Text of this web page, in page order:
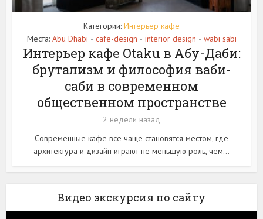
Категории: Интерьер кафе
Места: Abu Dhabi • cafe-design • interior design • wabi sabi
Интерьер кафе Otaku в Абу-Даби:
брутализм и философия ваби-
саби в современном
общественном пространстве
2 недели назад
Современные кафе все чаще становятся местом, где
архитектура и дизайн играют не меньшую роль, чем...
Видео экскурсия по сайту